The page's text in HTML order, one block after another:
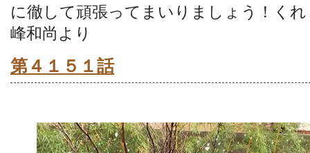
に徹して頑張ってまいりましょう！く
峰和尚より
第４１５１話